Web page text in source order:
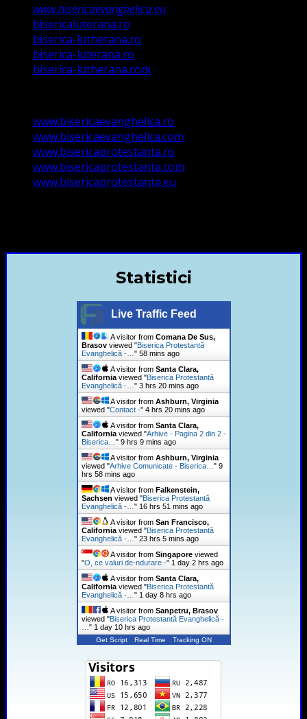
www.bisericaevanghelica.eu
bisericaluterana.ro
biserica-lutherana.ro
biserica-luterana.ro
biserica-lutherana.com
www.bisericaevanghelica.ro
www.bisericaevanghelica.com
www.bisericaprotestanta.ro
www.bisericaprotestanta.com
www.bisericaprotestanta.eu
Statistici
Live Traffic Feed
A visitor from Comana De Sus,
Brasovviewed "Biserica Protestantă
Evanghelică -… " 58 mins ago
A visitor from Santa Clara,
Californiaviewed "Biserica Protestantă
Evanghelică -… " 3 hrs 20 mins ago
A visitor from Ashburn, Virginia
viewed "Contact -" 4 hrs 20 mins ago
A visitor from Santa Clara,
Californiaviewed "Arhive - Pagina 2 din 2 -
Biserica… " 9 hrs 9 mins ago
A visitor from Ashburn, Virginia
viewed "Arhive Comunicate - Biserica… " 9
hrs 58 mins ago
A visitor from Falkenstein,
Sachsen viewed "Biserica Protestantă
Evanghelică -… " 16 hrs 51 mins ago
A visitor from San Francisco,
Californiaviewed "Biserica Protestantă
Evanghelică -… " 23 hrs 5 mins ago
A visitor from Singaporeviewed
"O, ce valuri de-ndurare -" 1 day 2 hrs ago
A visitor from Santa Clara,
Californiaviewed "Biserica Protestantă
Evanghelică -… " 1 day 8 hrs ago
A visitor from Sanpetru, Brasov
viewed "Biserica Protestantă Evanghelică -
" 1 day 10 hrs ago
Get Script Real Time Tracking ON